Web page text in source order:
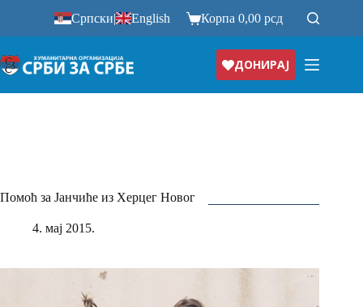
Српски| English Корпа0,00рсд
ДОНИРАЈ
Помоћ за Јанчиће из Херцег Новог
4. мај 2015.